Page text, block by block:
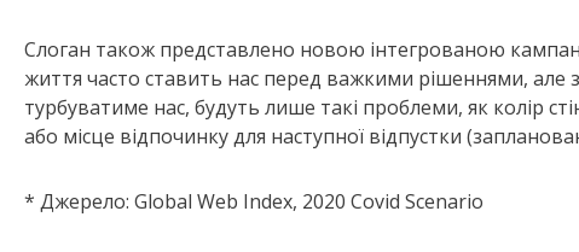
Слоган також представлено новою інтегрованою
життя часто ставить нас перед важкими рішеннями,
турбуватиме нас, будуть лише такі проблеми, як колір
або місце відпочинку для наступної відпустки
* Джерело: Global Web Index, 2020 Covid Scenario